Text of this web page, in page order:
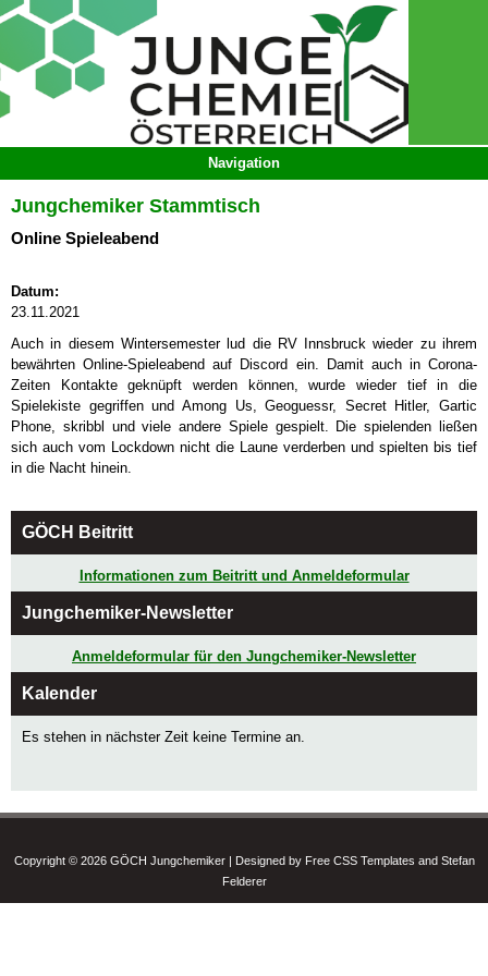
Jungchemiker Stammtisch
Online Spieleabend
Datum:
23.11.2021
Auch in diesem Wintersemester lud die RV Innsbruck wieder zu ihrem
bewährten Online-Spieleabend auf Discord ein. Damit auch in Corona-
Zeiten Kontakte geknüpft werden können, wurde wieder tief in die
Spielekiste gegriffen und Among Us, Geoguessr, Secret Hitler, Gartic
Phone, skribbl und viele andere Spiele gespielt. Die spielenden ließen
sich auch vom Lockdown nicht die Laune verderben und spielten bis tief
in die Nacht hinein.
GÖCH Beitritt
Informationen zum Beitritt und Anmeldeformular
Jungchemiker-Newsletter
Anmeldeformular für den Jungchemiker-Newsletter
Kalender
Es stehen in nächster Zeit keine Termine an.
Copyright © 2026 GÖCH Jungchemiker | Designed by Free CSS Templates and Stefan
Felderer